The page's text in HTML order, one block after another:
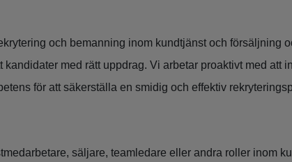
och bemanning inom kundtjänst och försäljning
kandidater med rätt uppdrag. Vi arbetar proaktivt med att
för att säkerställa en smidig och effektiv
säljare, teamledare eller andra roller inom